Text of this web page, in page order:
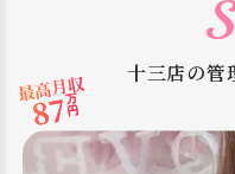
十三店の管
最高月収
87万円